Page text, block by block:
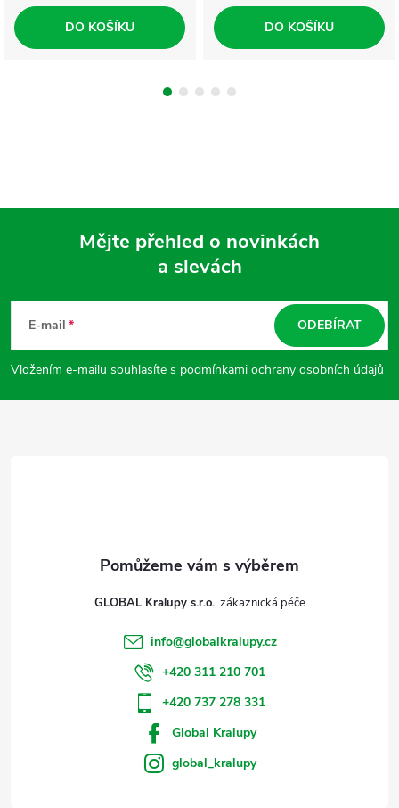
DO KOŠÍKU DO KOŠÍKU
p
a
Mějte přehled o novinkách
a slevách
E-mail
Vložením e-mailu souhlasíte s podmínkami ochrany osobních údajů
ODEBÍRAT
GLOBAL Kralupy s.r.o.
info@globalkralupy.cz
+420 311 210 701
+420 737 278 331
Global Kralupy
global_kralupy